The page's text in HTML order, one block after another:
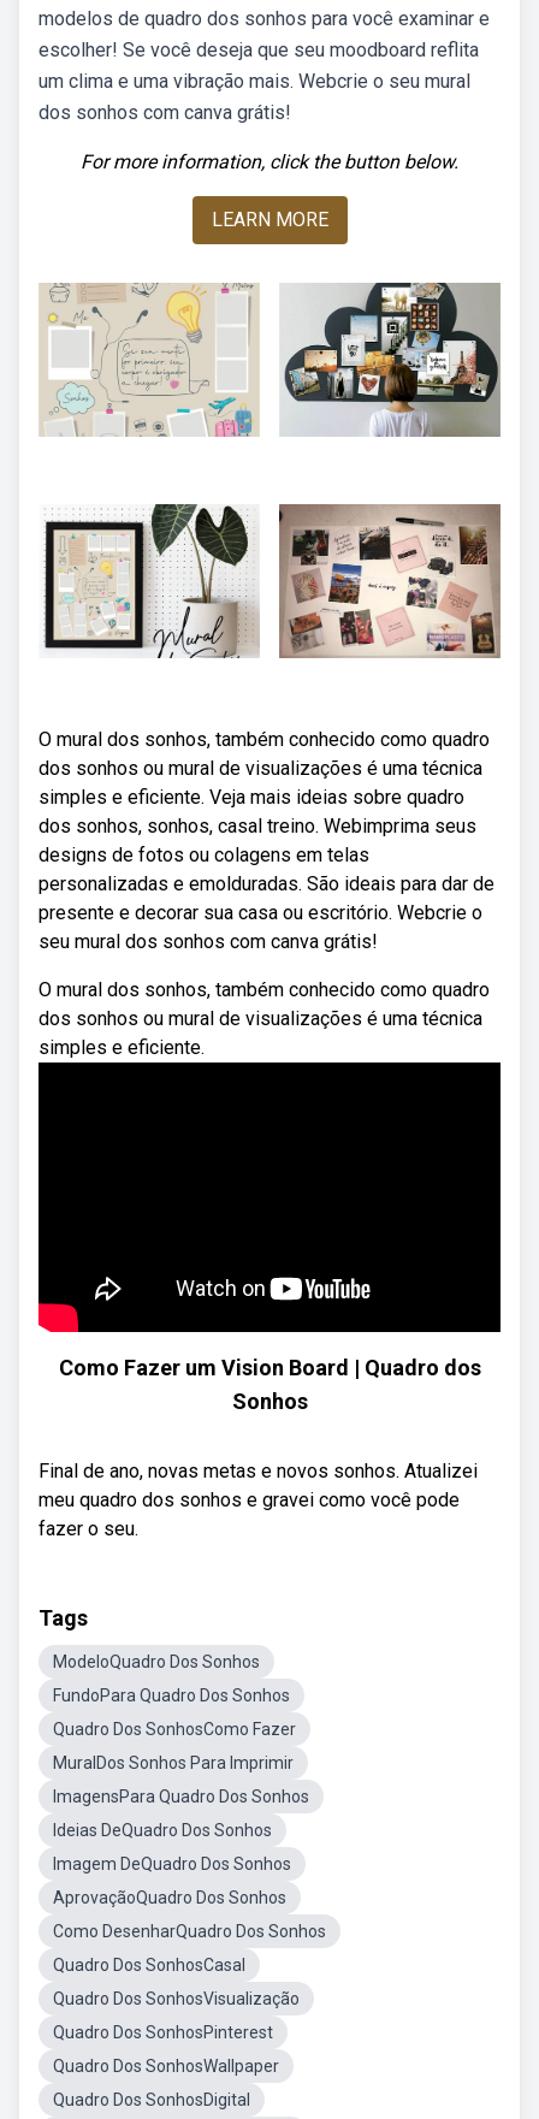
modelos de quadro dos sonhos para você examinar e
escolher! Se você deseja que seu moodboard reflita
um clima e uma vibração mais. Webcrie o seu mural
dos sonhos com canva grátis!
For more information, click the button below.
LEARN MORE
O mural dos sonhos, também conhecido como quadro
dos sonhos ou mural de visualizações é uma técnica
simples e eficiente. Veja mais ideias sobre quadro
dos sonhos, sonhos, casal treino. Webimprima seus
designs de fotos ou colagens em telas
personalizadas e emolduradas. São ideais para dar de
presente e decorar sua casa ou escritório. Webcrie o
seu mural dos sonhos com canva grátis!
O mural dos sonhos, também conhecido como quadro
dos sonhos ou mural de visualizações é uma técnica
simples e eficiente.
Como Fazer um Vision Board | Quadro dos
Sonhos
Final de ano, novas metas e novos sonhos. Atualizei
meu quadro dos sonhos e gravei como você pode
fazer o seu.
Tags
ModeloQuadro Dos Sonhos
FundoPara Quadro Dos Sonhos
Quadro Dos SonhosComo Fazer
MuralDos Sonhos Para Imprimir
ImagensPara Quadro Dos Sonhos
Ideias DeQuadro Dos Sonhos
Imagem DeQuadro Dos Sonhos
AprovaçãoQuadro Dos Sonhos
Como DesenharQuadro Dos Sonhos
Quadro Dos SonhosCasal
Quadro Dos SonhosVisualização
Quadro Dos SonhosPinterest
Quadro Dos SonhosWallpaper
Quadro Dos SonhosDigital